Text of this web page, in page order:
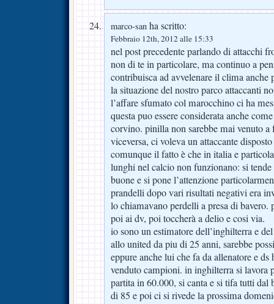
marco-san ha scritto:
Febbraio 12th, 2012 alle 15:33
nel post precedente parlando di attacchi
non di te in particolare, ma continuo a
contribuisca ad avvelenare il clima anche
la situazione del nostro parco attaccanti
l’affare sfumato col marocchino ci ha
questa puo essere considerata anche
corvino. pinilla non sarebbe mai venuto a
viceversa, ci voleva un attaccante
comunque il fatto è che in italia e
lunghi nel calcio non funzionano: si tende
buone e si pone l’attenzione
prandelli dopo vari risultati negativi era
lo chiamavano perdelli a presa di
poi ai dv, poi toccherà a delio e cosi via.
io sono un estimatore dell’inghilterra e
allo united da piu di 25 anni, sarebbe
eppure anche lui che fa da allenatore e ds
venduto campioni. in inghilterra si lavora
partita in 60.000, si canta e si tifa tutti
di 85 e poi ci si rivede la prossima